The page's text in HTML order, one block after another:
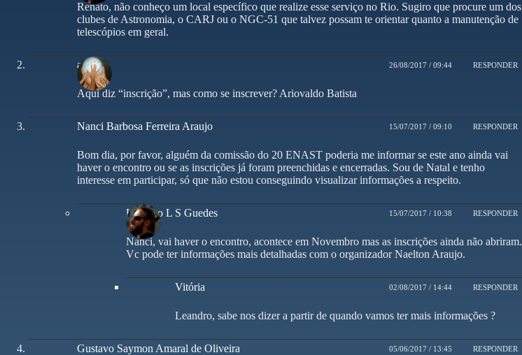
Renato, não conheço um local específico que realize esse serviço no Rio. Sugiro que procure um dos
clubes de Astronomia, o CARJ ou o NGC-51 que talvez possam te orientar quanto a manutenção de
telescópios em geral.
arioba 26/08/2017 / 09:44 RESPONDER
Aqui diz “inscrição”, mas como se inscrever? Ariovaldo Batista
Nanci Barbosa Ferreira Araujo 15/07/2017 / 09:10 RESPONDER
Bom dia, por favor, alguém da comissão do 20 ENAST poderia me informar se este ano ainda vai
haver o encontro ou se as inscrições já foram preenchidas e encerradas. Sou de Natal e tenho
interesse em participar, só que não estou conseguindo visualizar informações a respeito.
Leandro L S Guedes 15/07/2017 / 10:38 RESPONDER
Nanci, vai haver o encontro, acontece em Novembro mas as inscrições ainda não abriram.
Vc pode ter informações mais detalhadas com o organizador Naelton Araujo.
Vitória 02/08/2017 / 14:44 RESPONDER
Leandro, sabe nos dizer a partir de quando vamos ter mais informações ?
Gustavo Saymon Amaral de Oliveira 05/06/2017 / 13:45 RESPONDER